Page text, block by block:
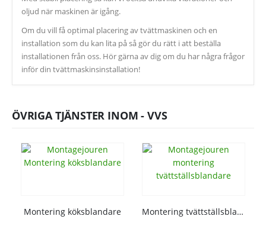
oljud när maskinen är igång.
Om du vill få optimal placering av tvättmaskinen och en
installation som du kan lita på så gör du rätt i att beställa
installationen från oss. Hör gärna av dig om du har några frågor
inför din tvättmaskinsinstallation!
ÖVRIGA TJÄNSTER INOM - VVS
Montering köksblandare Montering tvättställsblandare